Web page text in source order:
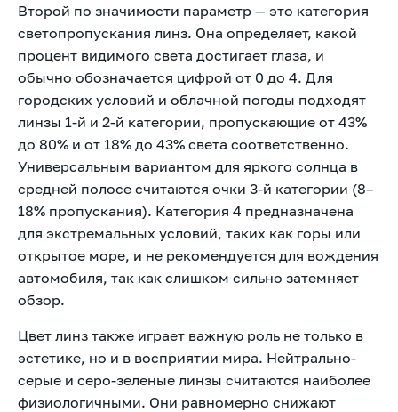
Второй по значимости параметр — это категория
светопропускания линз. Она определяет, какой
процент видимого света достигает глаза, и
обычно обозначается цифрой от 0 до 4. Для
городских условий и облачной погоды подходят
линзы 1-й и 2-й категории, пропускающие от 43%
до 80% и от 18% до 43% света соответственно.
Универсальным вариантом для яркого солнца в
средней полосе считаются очки 3-й категории (8–
18% пропускания). Категория 4 предназначена
для экстремальных условий, таких как горы или
открытое море, и не рекомендуется для вождения
автомобиля, так как слишком сильно затемняет
обзор.
Цвет линз также играет важную роль не только в
эстетике, но и в восприятии мира. Нейтрально-
серые и серо-зеленые линзы считаются наиболее
физиологичными. Они равномерно снижают